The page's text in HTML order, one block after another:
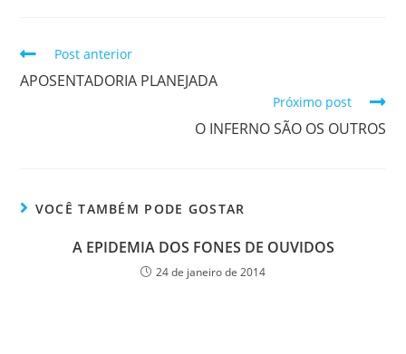
Post anterior
APOSENTADORIA PLANEJADA
Próximo post
O INFERNO SÃO OS OUTROS
VOCÊ TAMBÉM PODE GOSTAR
A EPIDEMIA DOS FONES DE OUVIDOS
24 de janeiro de 2014